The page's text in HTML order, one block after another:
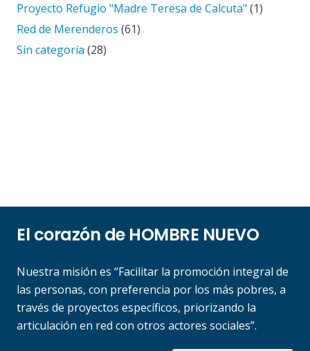
Proyecto Refugio "Madre Teresa de Calcuta" (1)
Red de Merenderos (61)
Sin categoría (28)
El corazón de HOMBRE NUEVO
Nuestra misión es “Facilitar la promoción integral de
las personas, con preferencia por los más pobres, a
través de proyectos específicos, priorizando la
articulación en red con otros actores sociales”.